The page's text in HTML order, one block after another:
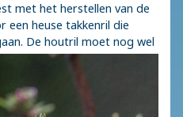
met het herstellen van de
een heuse takkenril die
De houtril moet nog wel